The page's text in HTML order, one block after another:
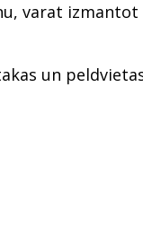
varat izmantot
un